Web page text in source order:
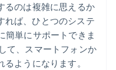
るのは複雑に思えるか
れば、ひとつのシステ
簡単にサポートできま
て、スマートフォンか
ようになります。